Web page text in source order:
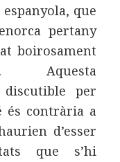
que
pertany
boirosament
. Aquesta
per
és contrària a
d’esser
que s’hi